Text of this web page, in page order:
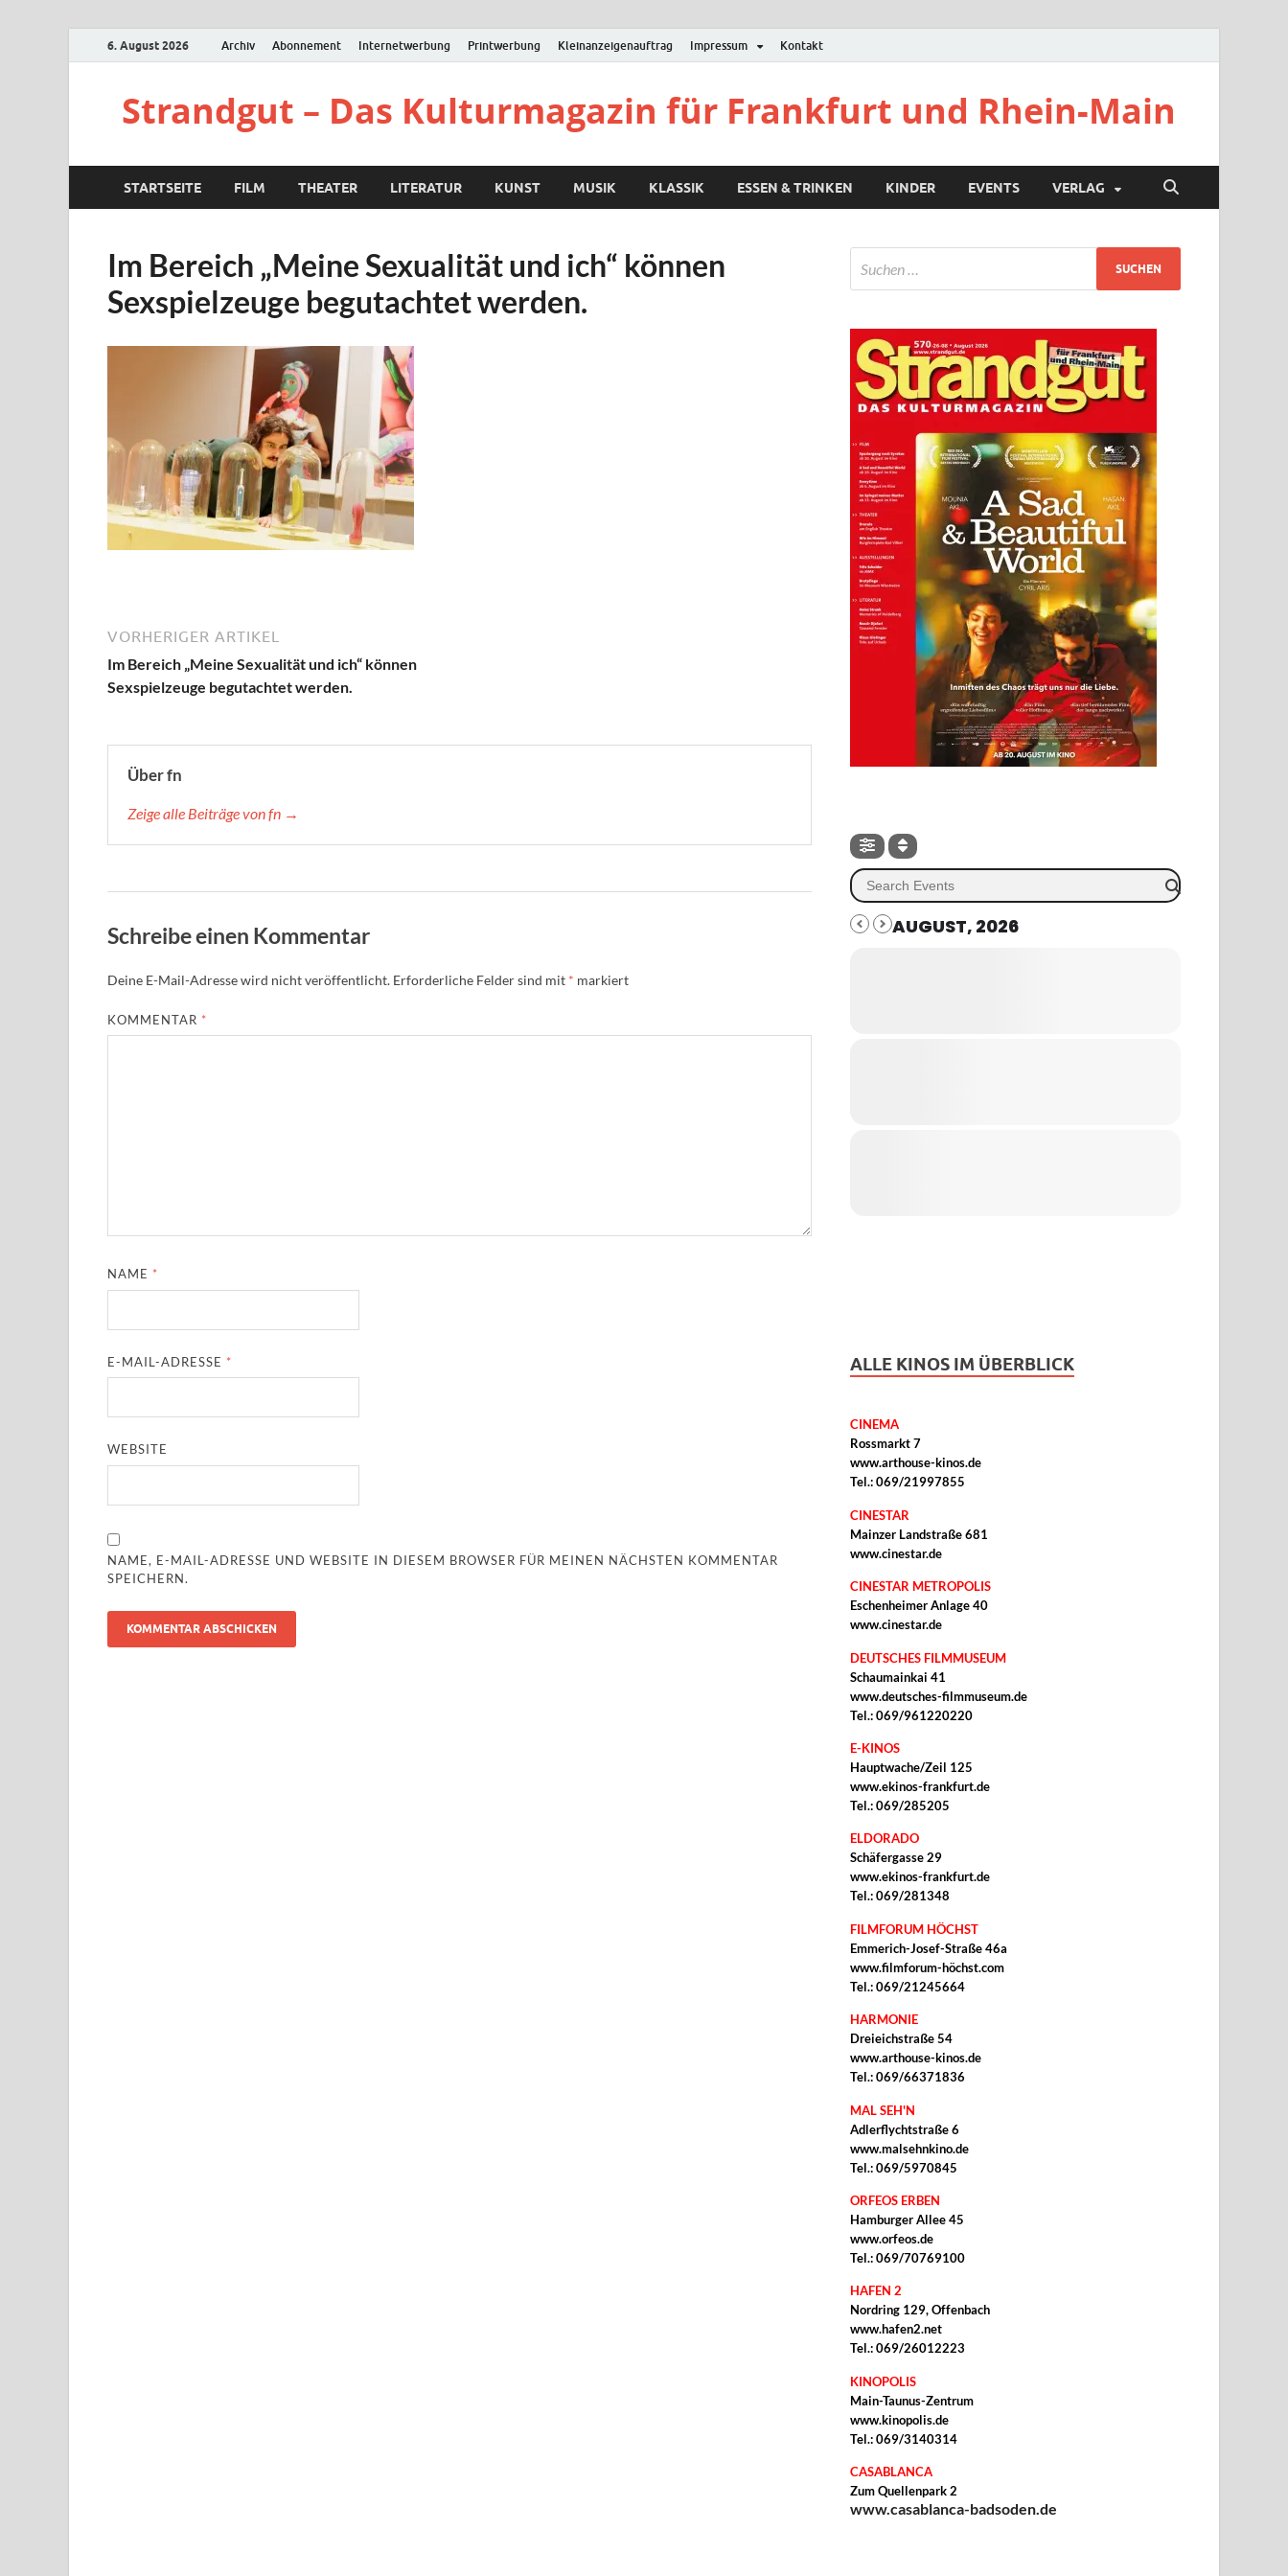
6. August 2026 Archiv Abonnement Internetwerbung Printwerbung Kleinanzeigenauftrag Impressum Kontakt
Strandgut – Das Kulturmagazin für Frankfurt und Rhein-Main
STARTSEITE FILM THEATER LITERATUR KUNST MUSIK KLASSIK ESSEN & TRINKEN KINDER EVENTS VERLAG
Im Bereich „Meine Sexualität und ich“ können
Sexspielzeuge begutachtet werden.
VORHERIGER ARTIKEL
Im Bereich „Meine Sexualität und ich“ können
Sexspielzeuge begutachtet werden.
Über fn
Zeige alle Beiträge von fn →
Schreibe einen Kommentar
Deine E-Mail-Adresse wird nicht veröffentlicht. Erforderliche Felder sind mit * markiert
KOMMENTAR *
NAME *
E-MAIL-ADRESSE *
WEBSITE
NAME, E-MAIL-ADRESSE UND WEBSITE IN DIESEM BROWSER FÜR MEINEN NÄCHSTEN KOMMENTAR
SPEICHERN.
AUGUST, 2026
ALLE KINOS IM ÜBERBLICK
CINEMA
Rossmarkt 7
www.arthouse-kinos.de
Tel.: 069/21997855
CINESTAR
Mainzer Landstraße 681
www.cinestar.de
CINESTAR METROPOLIS
Eschenheimer Anlage 40
www.cinestar.de
DEUTSCHES FILMMUSEUM
Schaumainkai 41
www.deutsches-filmmuseum.de
Tel.: 069/961220220
E-KINOS
Hauptwache/Zeil 125
www.ekinos-frankfurt.de
Tel.: 069/285205
ELDORADO
Schäfergasse 29
www.ekinos-frankfurt.de
Tel.: 069/281348
FILMFORUM HÖCHST
Emmerich-Josef-Straße 46a
www.filmforum-höchst.com
Tel.: 069/21245664
HARMONIE
Dreieichstraße 54
www.arthouse-kinos.de
Tel.: 069/66371836
MAL SEH'N
Adlerflychtstraße 6
www.malsehnkino.de
Tel.: 069/5970845
ORFEOS ERBEN
Hamburger Allee 45
www.orfeos.de
Tel.: 069/70769100
HAFEN 2
Nordring 129, Offenbach
www.hafen2.net
Tel.: 069/26012223
KINOPOLIS
Main-Taunus-Zentrum
www.kinopolis.de
Tel.: 069/3140314
CASABLANCA
Zum Quellenpark 2
www.casablanca-badsoden.de